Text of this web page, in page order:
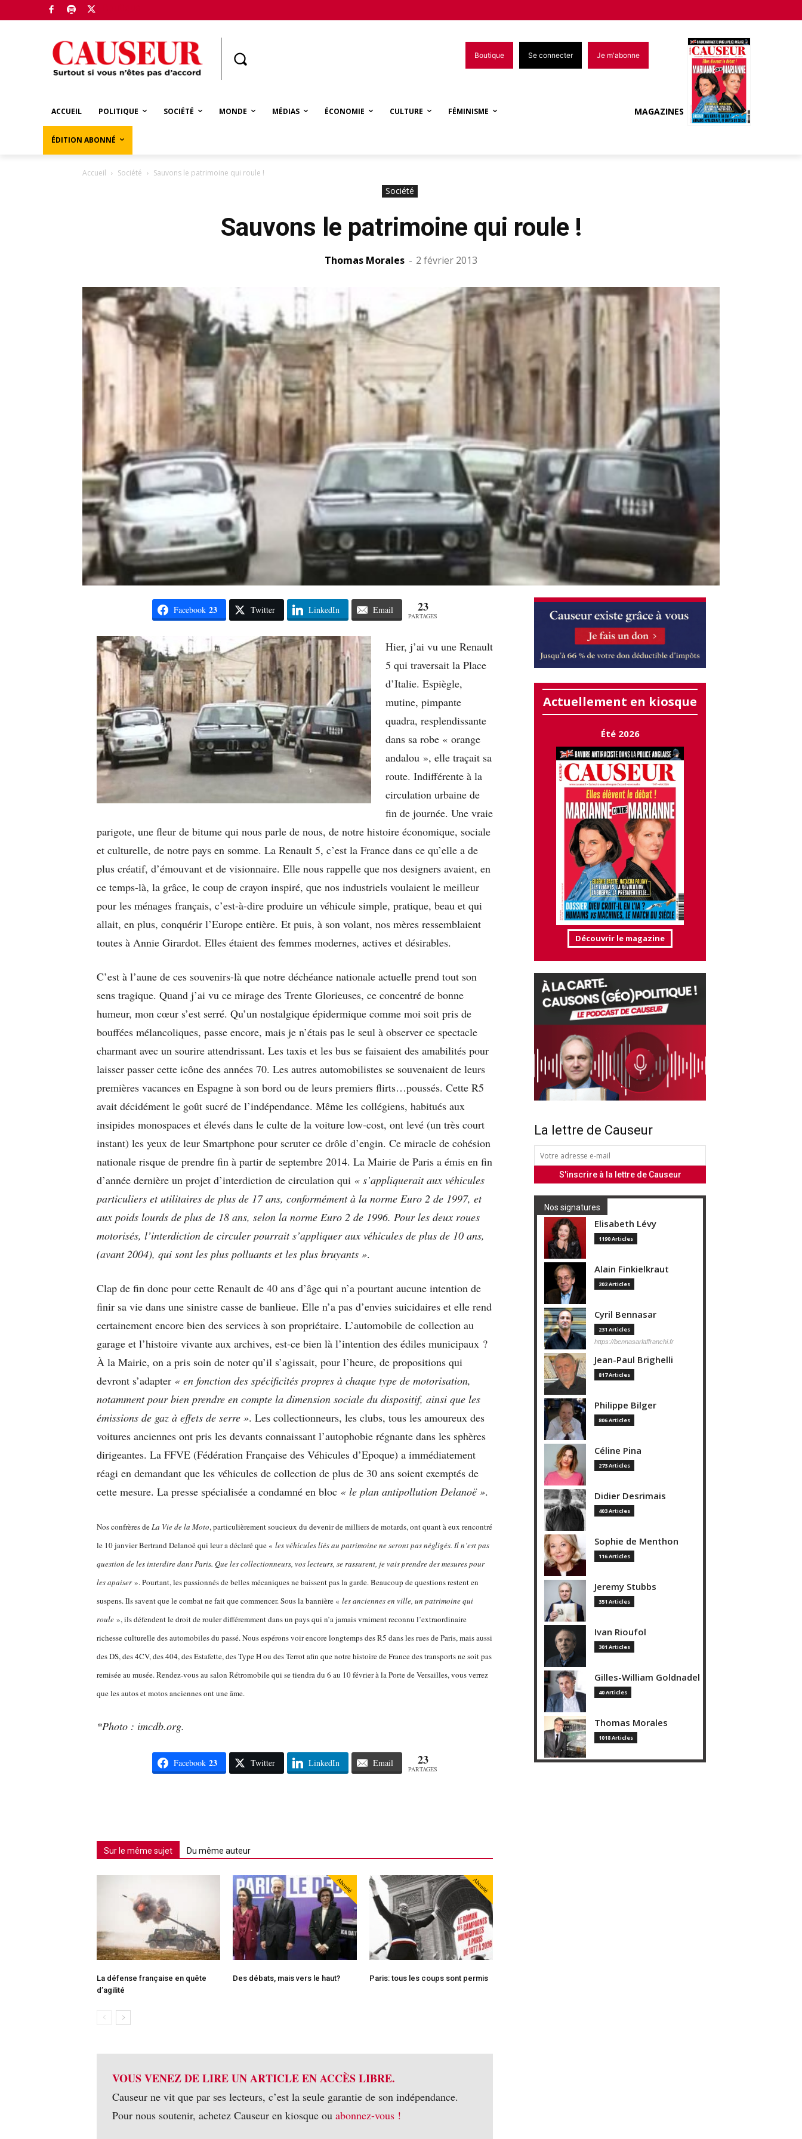
Boutique Se connecter Je m'abonne
ACCUEIL POLITIQUE SOCIÉTÉ MONDE MÉDIAS ÉCONOMIE CULTURE FÉMINISME
ÉDITION ABONNÉ
MAGAZINES
Accueil Société Sauvons le patrimoine qui roule !
Société
Sauvons le patrimoine qui roule !
Thomas Morales - 2 février 2013
Facebook 23 Twitter LinkedIn Email 23
PARTAGES
Hier, j’ai vu une Renault
5 qui traversait la Place
d’Italie. Espiègle,
mutine, pimpante
quadra, resplendissante
dans sa robe « orange
andalou », elle traçait sa
route. Indifférente à la
circulation urbaine de
fin de journée. Une vraie
parigote, une fleur de bitume qui nous parle de nous, de notre histoire économique, sociale
et culturelle, de notre pays en somme. La Renault 5, c’est la France dans ce qu’elle a de
plus créatif, d’émouvant et de visionnaire. Elle nous rappelle que nos designers avaient, en
ce temps-là, la grâce, le coup de crayon inspiré, que nos industriels voulaient le meilleur
pour les ménages français, c’est-à-dire produire un véhicule simple, pratique, beau et qui
allait, en plus, conquérir l’Europe entière. Et puis, à son volant, nos mères ressemblaient
toutes à Annie Girardot. Elles étaient des femmes modernes, actives et désirables.
C’est à l’aune de ces souvenirs-là que notre déchéance nationale actuelle prend tout son
sens tragique. Quand j’ai vu ce mirage des Trente Glorieuses, ce concentré de bonne
humeur, mon cœur s’est serré. Qu’un nostalgique épidermique comme moi soit pris de
bouffées mélancoliques, passe encore, mais je n’étais pas le seul à observer ce spectacle
charmant avec un sourire attendrissant. Les taxis et les bus se faisaient des amabilités pour
laisser passer cette icône des années 70. Les autres automobilistes se souvenaient de leurs
premières vacances en Espagne à son bord ou de leurs premiers flirts…poussés. Cette R5
avait décidément le goût sucré de l’indépendance. Même les collégiens, habitués aux
insipides monospaces et élevés dans le culte de la voiture low-cost, ont levé (un très court
instant) les yeux de leur Smartphone pour scruter ce drôle d’engin. Ce miracle de cohésion
nationale risque de prendre fin à partir de septembre 2014. La Mairie de Paris a émis en fin
d’année dernière un projet d’interdiction de circulation qui « s’appliquerait aux véhicules
particuliers et utilitaires de plus de 17 ans, conformément à la norme Euro 2 de 1997, et
aux poids lourds de plus de 18 ans, selon la norme Euro 2 de 1996. Pour les deux roues
motorisés, l’interdiction de circuler pourrait s’appliquer aux véhicules de plus de 10 ans,
(avant 2004), qui sont les plus polluants et les plus bruyants ».
Clap de fin donc pour cette Renault de 40 ans d’âge qui n’a pourtant aucune intention de
finir sa vie dans une sinistre casse de banlieue. Elle n’a pas d’envies suicidaires et elle rend
certainement encore bien des services à son propriétaire. L’automobile de collection au
garage et l’histoire vivante aux archives, est-ce bien là l’intention des édiles municipaux ?
À la Mairie, on a pris soin de noter qu’il s’agissait, pour l’heure, de propositions qui
devront s’adapter « en fonction des spécificités propres à chaque type de motorisation,
notamment pour bien prendre en compte la dimension sociale du dispositif, ainsi que les
émissions de gaz à effets de serre ». Les collectionneurs, les clubs, tous les amoureux des
voitures anciennes ont pris les devants connaissant l’autophobie régnante dans les sphères
dirigeantes. La FFVE (Fédération Française des Véhicules d’Epoque) a immédiatement
réagi en demandant que les véhicules de collection de plus de 30 ans soient exemptés de
cette mesure. La presse spécialisée a condamné en bloc « le plan antipollution Delanoë ».
Nos confrères de La Vie de la Moto, particulièrement soucieux du devenir de milliers de motards, ont quant à eux rencontré
le 10 janvier Bertrand Delanoë qui leur a déclaré que « les véhicules liés au patrimoine ne seront pas négligés. Il n’est pas
question de les interdire dans Paris. Que les collectionneurs, vos lecteurs, se rassurent, je vais prendre des mesures pour
les apaiser». Pourtant, les passionnés de belles mécaniques ne baissent pas la garde. Beaucoup de questions restent en
suspens. Ils savent que le combat ne fait que commencer. Sous la bannière « les anciennes en ville, un patrimoine qui
roule », ils défendent le droit de rouler différemment dans un pays qui n’a jamais vraiment reconnu l’extraordinaire
richesse culturelle des automobiles du passé. Nous espérons voir encore longtemps des R5 dans les rues de Paris, mais aussi
des DS, des 4CV, des 404, des Estafette, des Type H ou des Terrot afin que notre histoire de France des transports ne soit pas
remisée au musée. Rendez-vous au salon Rétromobile qui se tiendra du 6 au 10 février à la Porte de Versailles, vous verrez
que les autos et motos anciennes ont une âme.
*Photo : imcdb.org.
Facebook 23 Twitter LinkedIn Email 23
PARTAGES
Sur le même sujet Du même auteur
La défense française en quête
d’agilité
Abonné
Des débats, mais vers le haut?
Abonné
Paris: tous les coups sont permis
VOUS VENEZ DE LIRE UN ARTICLE EN ACCÈS LIBRE.
Causeur ne vit que par ses lecteurs, c’est la seule garantie de son indépendance.
Pour nous soutenir, achetez Causeur en kiosque ou abonnez-vous !
Actuellement en kiosque
Été 2026
Découvrir le magazine
La lettre de Causeur
Nos signatures
Elisabeth Lévy
1190 Articles
Alain Finkielkraut
202 Articles
Cyril Bennasar
231 Articles
https://bennasarlaffranchi.fr
Jean-Paul Brighelli
817 Articles
Philippe Bilger
806 Articles
Céline Pina
273 Articles
Didier Desrimais
403 Articles
Sophie de Menthon
116 Articles
Jeremy Stubbs
351 Articles
Ivan Rioufol
301 Articles
Gilles-William Goldnadel
40 Articles
Thomas Morales
1018 Articles